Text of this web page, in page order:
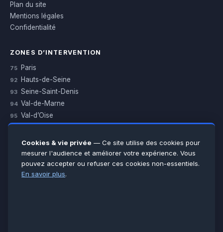
Plan du site
Mentions légales
Confidentialité
ZONES D’INTERVENTION
75 Paris
92 Hauts-de-Seine
93 Seine-Saint-Denis
94 Val-de-Marne
95 Val-d’Oise
Essonne
Seine-et-Marne
Voir toutes les villes →
Cookies & vie privée — Ce site utilise des cookies pour
mesurer l'audience et améliorer votre expérience. Vous
pouvez accepter ou refuser ces cookies non-essentiels.
En savoir plus.